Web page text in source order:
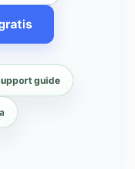
guide